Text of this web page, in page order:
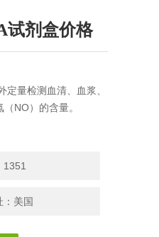
试剂盒价格
量检测血清、血浆、
NO）的含量。
1351
：美国